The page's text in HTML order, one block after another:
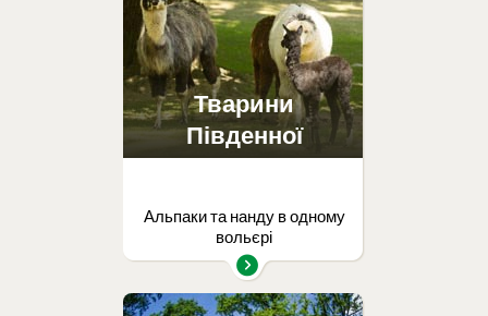
Тварини
Південної
Америки
Альпаки та нанду в одному
вольєрі